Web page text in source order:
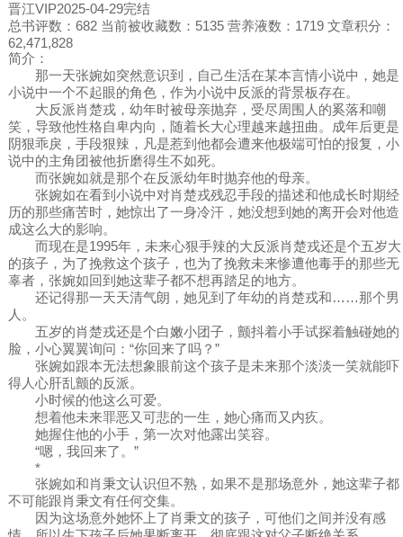
晋江VIP2025-04-29完结
总书评数：682 当前被收藏数：5135 营养液数：1719 文章积分：
62,471,828
简介：
那一天张婉如突然意识到，自己生活在某本言情小说中，她是
小说中一个不起眼的角色，作为小说中反派的背景板存在。
大反派肖楚戎，幼年时被母亲抛弃，受尽周围人的奚落和嘲
笑，导致他性格自卑内向，随着长大心理越来越扭曲。成年后更是
阴狠乖戾，手段狠辣，凡是惹到他都会遭来他极端可怕的报复，小
说中的主角团被他折磨得生不如死。
而张婉如就是那个在反派幼年时抛弃他的母亲。
张婉如在看到小说中对肖楚戎残忍手段的描述和他成长时期经
历的那些痛苦时，她惊出了一身冷汗，她没想到她的离开会对他造
成这么大的影响。
而现在是1995年，未来心狠手辣的大反派肖楚戎还是个五岁大
的孩子，为了挽救这个孩子，也为了挽救未来惨遭他毒手的那些无
辜者，张婉如回到她这辈子都不想再踏足的地方。
还记得那一天天清气朗，她见到了年幼的肖楚戎和……那个男
人。
五岁的肖楚戎还是个白嫩小团子，颤抖着小手试探着触碰她的
脸，小心翼翼询问：“你回来了吗？”
张婉如跟本无法想象眼前这个孩子是未来那个淡淡一笑就能吓
得人心肝乱颤的反派。
小时候的他这么可爱。
想着他未来罪恶又可悲的一生，她心痛而又内疚。
她握住他的小手，第一次对他露出笑容。
“嗯，我回来了。”
*
张婉如和肖秉文认识但不熟，如果不是那场意外，她这辈子都
不可能跟肖秉文有任何交集。
因为这场意外她怀上了肖秉文的孩子，可他们之间并没有感